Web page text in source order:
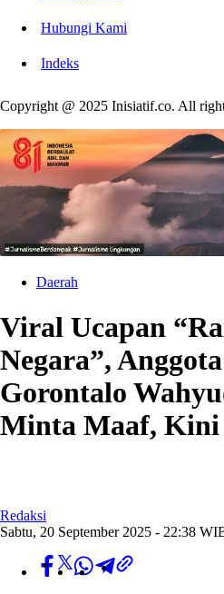
Hubungi Kami
Indeks
Copyright @ 2025 Inisiatif.co. All
Daerah
Viral Ucapan
Negara”,
Gorontalo
Minta Maaf, Kini
Redaksi
Sabtu, 20 September 2025 - 22:38